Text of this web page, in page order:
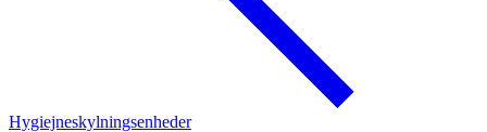
Hygiejneskylningsenheder